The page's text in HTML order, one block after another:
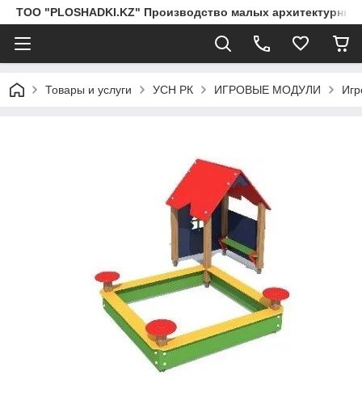
ТОО "PLOSHADKI.KZ" Производство малых
Товары и услуги УСН РК ИГРОВЫЕ МОДУЛИ